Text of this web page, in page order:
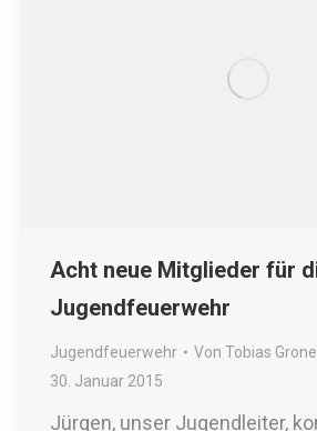
Acht neue Mitglieder für
Jugendfeuerwehr
Jugendfeuerwehr Von Tobias
30. Januar 2015
Jürgen, unser Jugendleiter,